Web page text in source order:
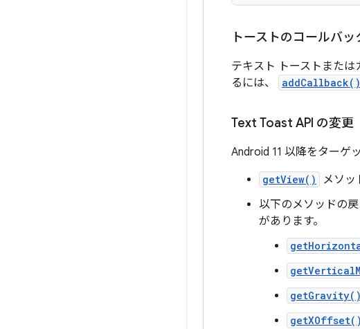
トーストのコールバッ
テキスト トーストまた
るには、
addCallback()
Text Toast API の変更
Android 11 以降をターゲ
getView() メソッ
以下のメソッドの
があります。
getGravity()
getXOffset()